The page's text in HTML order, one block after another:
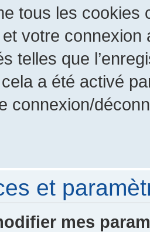
tous les cookies
votre
telles que
a été activé
connexion/
et
mes